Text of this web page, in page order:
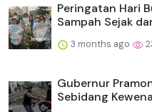
Peringatan Hari
Sampah Sejak
3 months ago
Gubernur
Sebidang